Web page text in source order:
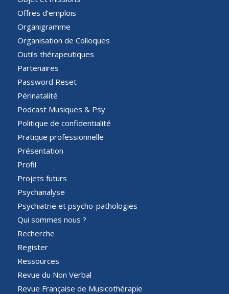
Offres d’emplois
Organigramme
Organisation de Colloques
Outils thérapeutiques
Partenaires
Password Reset
Périnatalité
Podcast Musiques & Psy
Politique de confidentialité
Pratique professionnelle
Présentation
Profil
Projets futurs
Psychanalyse
Psychiatrie et psycho-pathologies
Qui sommes nous ?
Recherche
Register
Ressources
Revue du Non Verbal
Revue Française de Musicothérapie